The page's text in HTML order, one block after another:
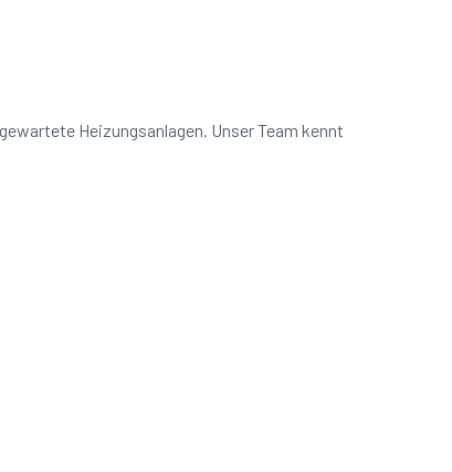
Heizungsanlagen. Unser Team kennt